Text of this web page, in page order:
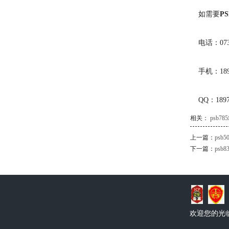
如需要
电话：
手机：
QQ：
相关：
上一篇：
下一篇：
欢迎您的光